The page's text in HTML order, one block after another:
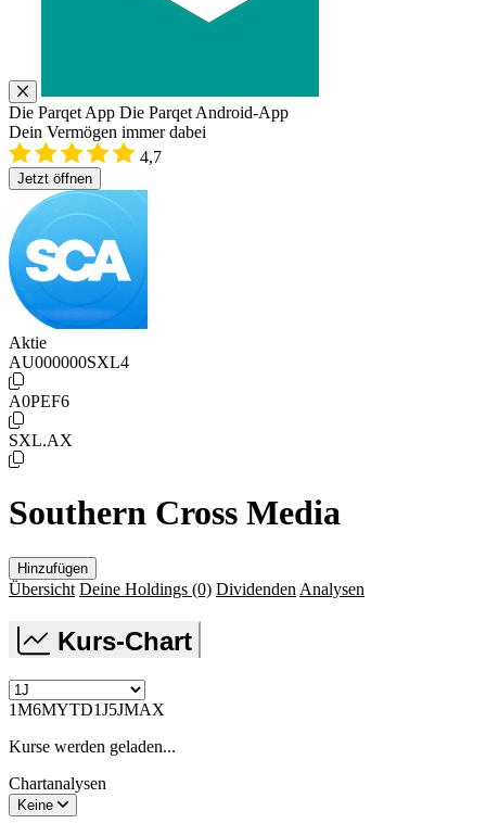
Die Parqet App Die Parqet Android-App
Dein Vermögen immer dabei
4,7
Jetzt öffnen
Aktie
AU000000SXL4
A0PEF6
SXL.AX
Southern Cross Media
Hinzufügen
Übersicht Deine Holdings (0) Dividenden Analysen
Kurs-Chart
1M6MYTD1J5JMAX
Kurse werden geladen...
Chartanalysen
Keine